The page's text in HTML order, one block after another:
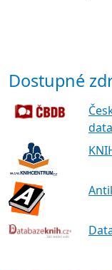
Dostupné